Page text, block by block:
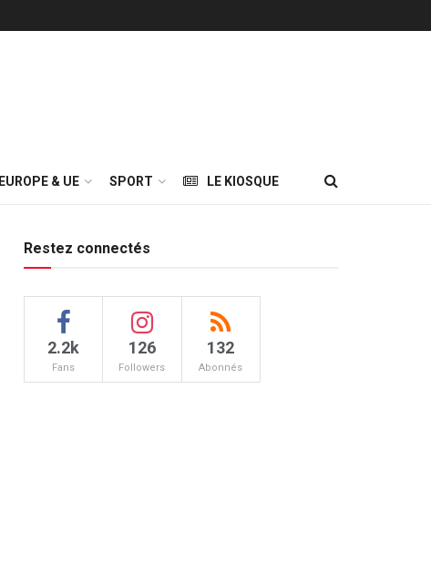
EUROPE & UE SPORT LE KIOSQUE
Restez connectés
2.2k
Fans
126
Followers
132
Abonnés